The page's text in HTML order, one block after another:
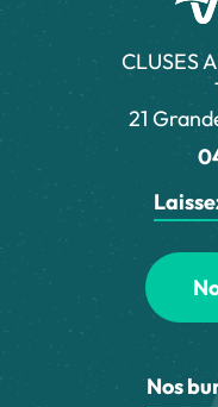
CLUSES
21
Nos